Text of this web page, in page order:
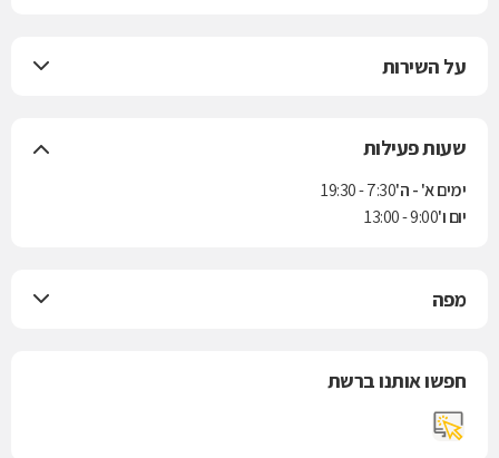
על השירות
שעות פעילות
ימים א' - ה'7:30 - 19:30
יום ו'9:00 - 13:00
מפה
חפשו אותנו ברשת